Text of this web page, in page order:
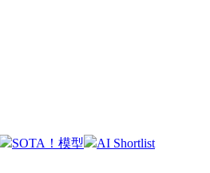
SOTA！模型
AI Shortlist